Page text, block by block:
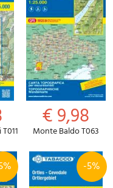
€ 9,98
Monte Baldo T063
-5%